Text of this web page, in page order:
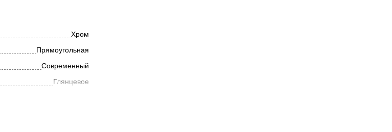
Хром
Прямоугольная
Современный
Глянцевое